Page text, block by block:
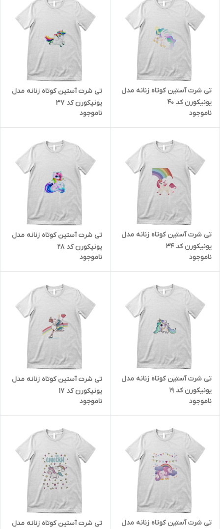
تی شرت آستین کوتاه زنانه مدل
یونیکورن کد 40
ناموجود
تی شرت آستین کوتاه زنانه مدل
یونیکورن کد 37
ناموجود
تی شرت آستین کوتاه زنانه مدل
یونیکورن کد 34
ناموجود
تی شرت آستین کوتاه زنانه مدل
یونیکورن کد 28
ناموجود
تی شرت آستین کوتاه زنانه مدل
یونیکورن کد 19
ناموجود
تی شرت آستین کوتاه زنانه مدل
یونیکورن کد 17
ناموجود
تی شرت آستین کوتاه زنانه مدل
تی شرت آستین کوتاه زنانه مدل